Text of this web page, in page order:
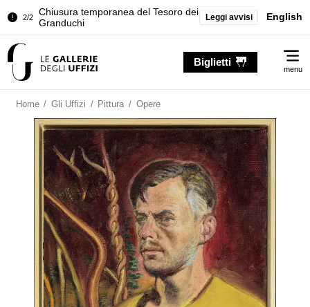
2/2
Chiusura temporanea del Tesoro dei
Granduchi
della Sala dell'Iliade
Granduchi
Leggi avvisi English
Biglietti
menu
Home / Gli Uffizi / Pittura / Opere